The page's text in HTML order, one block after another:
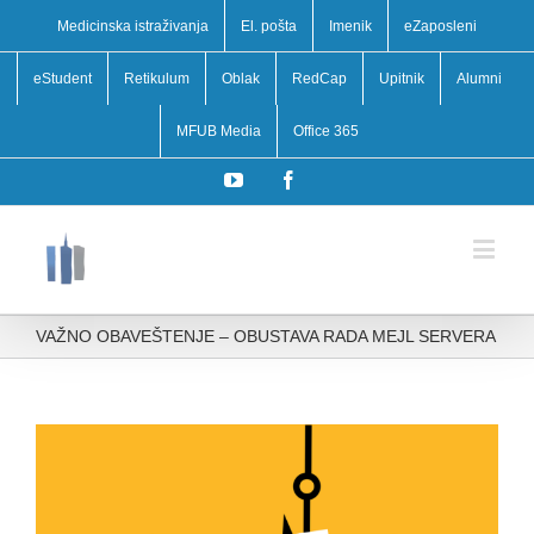
Medicinska istraživanja El. pošta Imenik eZaposleni
eStudent Retikulum Oblak RedCap Upitnik Alumni
MFUB Media Office 365
YouTube
VAŽNO OBAVEŠTENJE – OBUSTAVA RADA MEJL SERVERA